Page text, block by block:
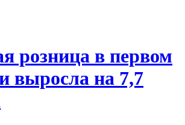
розница в первом
выросла на 7,7